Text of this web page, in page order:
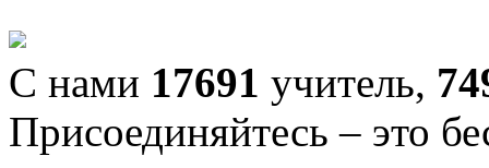
С нами 17691 учитель,
Присоединяйтесь – это